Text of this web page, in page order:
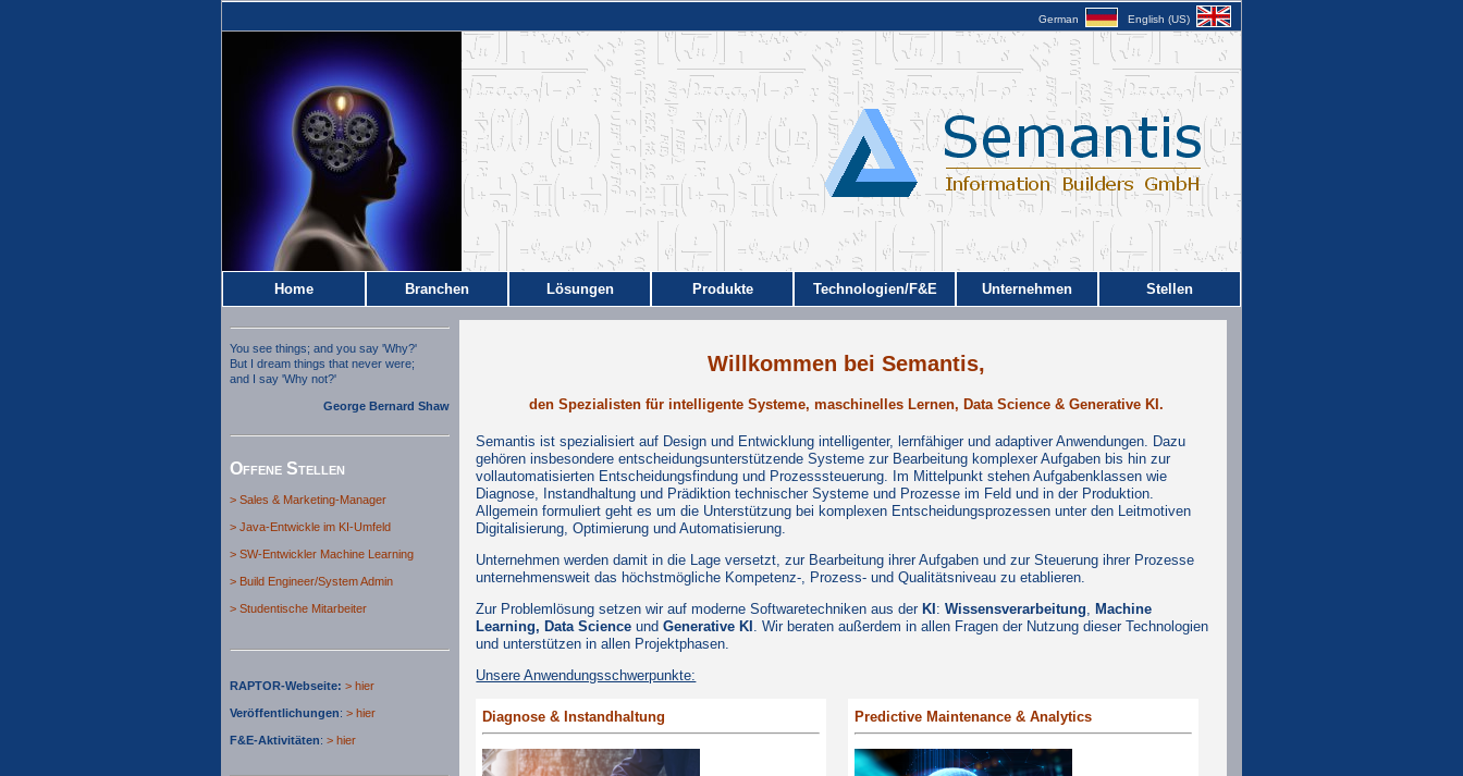
German English (US)
Home Branchen Lösungen Produkte Technologien/F&E Unternehmen Stellen
You see things; and you say 'Why?'
But I dream things that never were;
and I say 'Why not?'
George Bernard Shaw
Offene Stellen
> Sales & Marketing-Manager
> Java-Entwickle im KI-Umfeld
> SW-Entwickler Machine Learning
> Build Engineer/System Admin
> Studentische Mitarbeiter
RAPTOR-Webseite: > hier
Veröffentlichungen: > hier
F&E-Aktivitäten: > hier
Willkommen bei Semantis,
den Spezialisten für intelligente Systeme, maschinelles Lernen, Data Science & Generative KI.
Semantis ist spezialisiert auf Design und Entwicklung intelligenter, lernfähiger und adaptiver Anwendungen. Dazu
gehören insbesondere entscheidungsunterstützende Systeme zur Bearbeitung komplexer Aufgaben bis hin zur
vollautomatisierten Entscheidungsfindung und Prozesssteuerung. Im Mittelpunkt stehen Aufgabenklassen wie
Diagnose, Instandhaltung und Prädiktion technischer Systeme und Prozesse im Feld und in der Produktion.
Allgemein formuliert geht es um die Unterstützung bei komplexen Entscheidungsprozessen unter den Leitmotiven
Digitalisierung, Optimierung und Automatisierung.
Unternehmen werden damit in die Lage versetzt, zur Bearbeitung ihrer Aufgaben und zur Steuerung ihrer Prozesse
unternehmensweit das höchstmögliche Kompetenz-, Prozess- und Qualitätsniveau zu etablieren.
Zur Problemlösung setzen wir auf moderne Softwaretechniken aus derKI:Wissensverarbeitung ,Machine
Learning,Data Science undGenerative KI . Wir beraten außerdem in allen Fragen der Nutzung dieser Technologien
und unterstützen in allen Projektphasen.
Unsere Anwendungsschwerpunkte:
Diagnose & Instandhaltung Predictive Maintenance & Analytics